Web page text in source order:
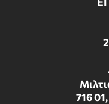
716